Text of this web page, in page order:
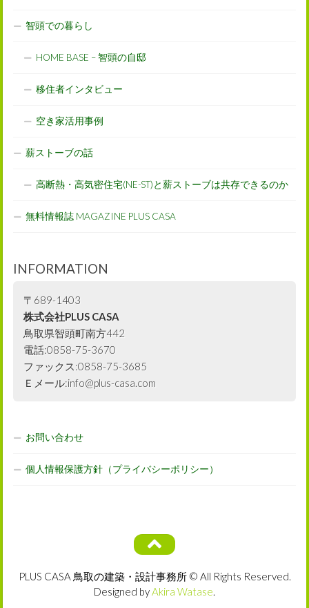
智頭での暮らし
HOME BASE – 智頭の自邸
移住者インタビュー
空き家活用事例
薪ストーブの話
高断熱・高気密住宅(NE-ST)と薪ストーブは共存できるのか
無料情報誌 MAGAZINE PLUS CASA
INFORMATION
〒689-1403
株式会社PLUS CASA
鳥取県智頭町南方442
電話:0858-75-3670
ファックス:0858-75-3685
Ｅメール:info@plus-casa.com
お問い合わせ
個人情報保護方針（プライバシーポリシー）
PLUS CASA 鳥取の建築・設計事務所 © All Rights Reserved.
Designed byAkira Watase.